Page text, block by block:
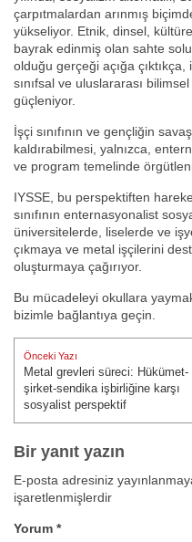
çarpıtmalardan arınmış
yükseliyor. Etnik, dinsel,
bayrak edinmiş olan sahte
olduğu gerçeği açığa
sınıfsal ve uluslararası
güçleniyor.
İşçi sınıfının ve gençliğin
kaldırabilmesi, yalnızca,
ve program temelinde
IYSSE, bu perspektiften
sınıfının enternasyonalist
üniversitelerde, liselerde ve
çıkmaya ve metal işçilerini
oluşturmaya çağırıyor.
Bu mücadeleyi okullara
bizimle bağlantıya geçin.
Yazı
gezinmesi
Önceki Yazı
Önceki Yazı:
Metal grevleri süreci: Hükümet-
şirket-sendika işbirliğine karşı
sosyalist perspektif
Bir yanıt yazın
E-posta adresiniz
işaretlenmişlerdir
Yorum *